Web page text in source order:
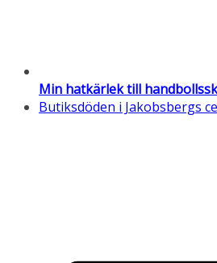
Min hatkärlek till
Butiksdöden i Jakobsbergs